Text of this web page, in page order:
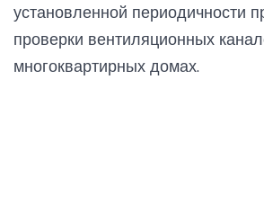
установленной периодичности
проверки вентиляционных
многоквартирных домах.